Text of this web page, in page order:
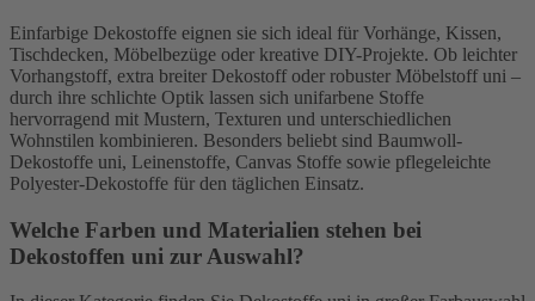
Einfarbige Dekostoffe eignen sie sich ideal für Vorhänge, Kissen,
Tischdecken, Möbelbezüge oder kreative DIY-Projekte. Ob leichter
Vorhangstoff, extra breiter Dekostoff oder robuster Möbelstoff uni –
durch ihre schlichte Optik lassen sich unifarbene Stoffe
hervorragend mit Mustern, Texturen und unterschiedlichen
Wohnstilen kombinieren. Besonders beliebt sind Baumwoll-
Dekostoffe uni, Leinenstoffe, Canvas Stoffe sowie pflegeleichte
Polyester-Dekostoffe für den täglichen Einsatz.
Welche Farben und Materialien stehen bei
Dekostoffen uni zur Auswahl?